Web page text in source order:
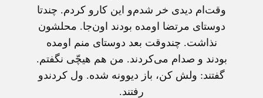
وقت‌ام دیدی خر شدم‌و این کارو کردم. چندتا
دوستای مرتضا اومده بودند اون‌جا. محلشون
نذاشت. چندوقت بعد دوستای منم اومده
بودند و صدام می‌کردند. من هم هیچّی نگفتم.
گفتند: ولش کن، باز دیوونه شده. ول کردندو
رفتند.